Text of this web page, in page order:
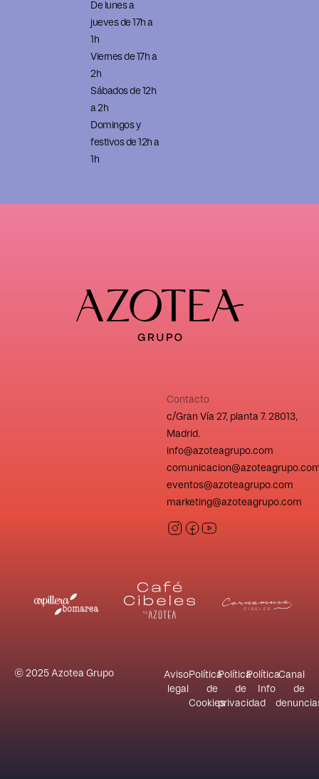
De lunes a
jueves de 17h a
1h
Viernes de 17h a
2h
Sábados de 12h
a 2h
Domingos y
festivos de 12h a
1h
Contacto
c/Gran Vía 27, planta 7. 28013,
Madrid.
info@azoteagrupo.com
eventos@azoteagrupo.com
marketing@azoteagrupo.com
© 2025 Azotea Grupo
Aviso
legal
Política
de
Cookies
Política
de
privacidad
Política
Info
Canal
de